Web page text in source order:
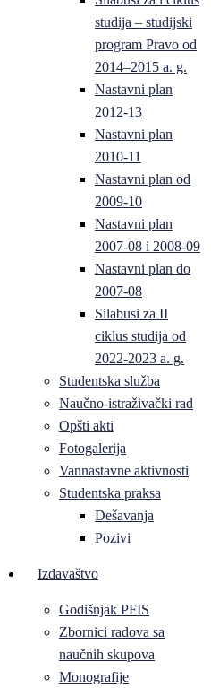
studija – studijski
program Pravo od
2014–2015 a. g.
Nastavni plan
2012-13
Nastavni plan
2010-11
Nastavni plan od
2009-10
Nastavni plan
2007-08 i 2008-09
Nastavni plan do
2007-08
Silabusi za II
ciklus studija od
2022-2023 a. g.
Studentska služba
Naučno-istraživački rad
Opšti akti
Fotogalerija
Vannastavne aktivnosti
Studentska praksa
Dešavanja
Pozivi
Izdavaštvo
Godišnjak PFIS
Zbornici radova sa
naučnih skupova
Monografije